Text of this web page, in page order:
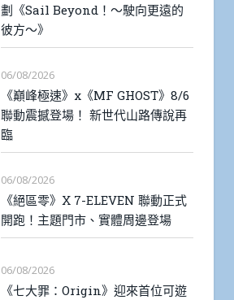
劃《Sail Beyond！～駛向更遠的
彼方～》
06/08/2026
《巔峰極速》x《MF GHOST》8/6
聯動震撼登場！ 新世代山路傳說再
臨
06/08/2026
《絕區零》X 7-ELEVEN 聯動正式
開跑！主題門市、實體周邊登場
06/08/2026
《七大罪：Origin》迎來首位可遊